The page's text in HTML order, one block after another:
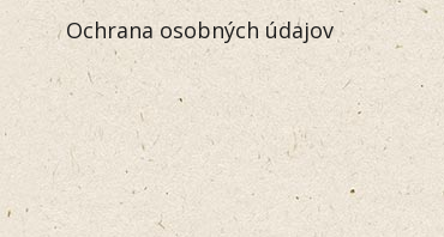
Ochrana osobných údajov